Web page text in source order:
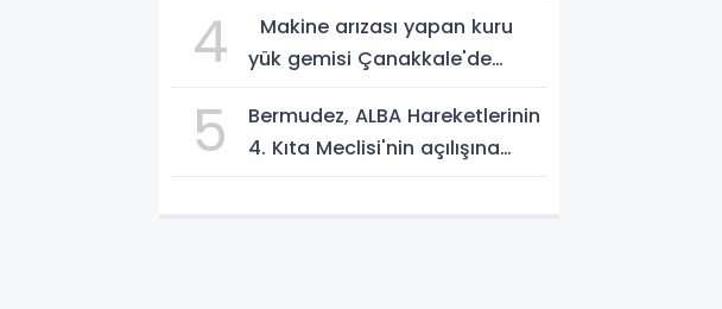
4
Makine arızası yapan kuru
yük gemisi Çanakkale'de
5
Bermudez, ALBA Hareketlerinin
4. Kıta Meclisi'nin açılışına